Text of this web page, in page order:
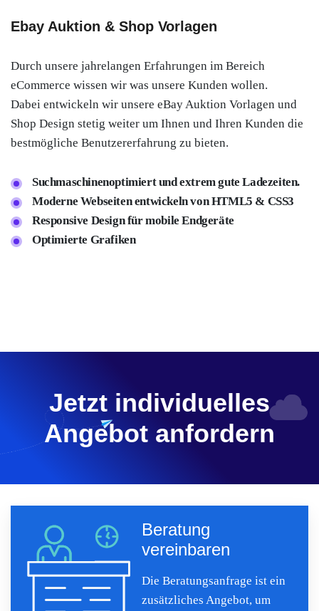
Ebay Auktion & Shop Vorlagen
Durch unsere jahrelangen Erfahrungen im Bereich
eCommerce wissen wir was unsere Kunden wollen.
Dabei entwickeln wir unsere eBay Auktion Vorlagen und
Shop Design stetig weiter um Ihnen und Ihren Kunden die
bestmögliche Benutzererfahrung zu bieten.
Suchmaschinenoptimiert und extrem gute Ladezeiten.
Moderne Webseiten entwickeln von HTML5 & CSS3
Responsive Design für mobile Endgeräte
Optimierte Grafiken
Jetzt individuelles
Angebot anfordern
Beratung
vereinbaren
Die Beratungsanfrage ist ein
zusätzliches Angebot, um